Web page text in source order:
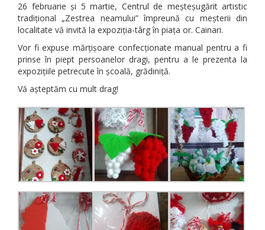
26 februarie și 5 martie, Centrul de meșteșugărit artistic
tradițional „Zestrea neamului” împreună cu meșterii din
localitate vă invită la expoziția-târg în piața or. Cainari.
Vor fi expuse mărțișoare confecționate manual pentru a fi
prinse în piept persoanelor dragi, pentru a le prezenta la
expozițiile petrecute în școală, grădiniță.
Vă așteptăm cu mult drag!